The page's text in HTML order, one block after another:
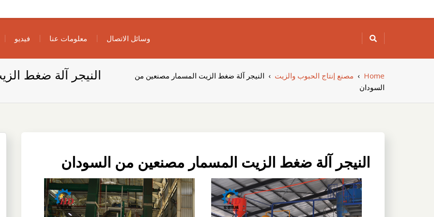
to
فيديو معلومات عنا وسائل الاتصال
النيجر آلة ضغط Home
› مصنع إنتاج الحبوب والزيت › النيجر آلة ضغط الزيت المسمار مصنعين من
السودان
النيجر آلة ضغط الزيت المسمار مصنعين من السودان